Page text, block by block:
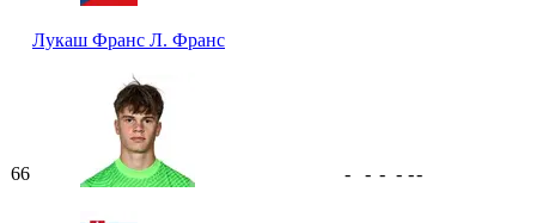
Лукаш Франс Л. Франс
66 - - - - --